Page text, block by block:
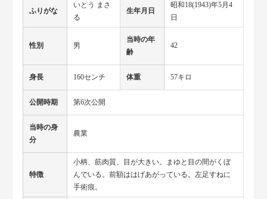
ふりがな
いとう まさ
る
生年月日
昭和18(1943)年5月4
日
性別 男
当時の年
齢
42
身長 160センチ 体重 57キロ
公開時期 第6次公開
当時の身
分
農業
特徴
小柄、筋肉質、目が大きい。まゆと目の間がくぼ
んでいる。前額ははげあがっている。左足すねに
手術痕。